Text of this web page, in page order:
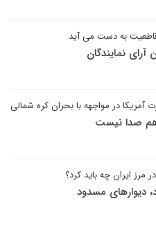
قاطعیت به دست می آید
نمایندگان
آمریکا در مواجهه با بحران کره شمالی
صدا نیست
مرز ایران چه باید کرد؟
دیوارهای مسدود